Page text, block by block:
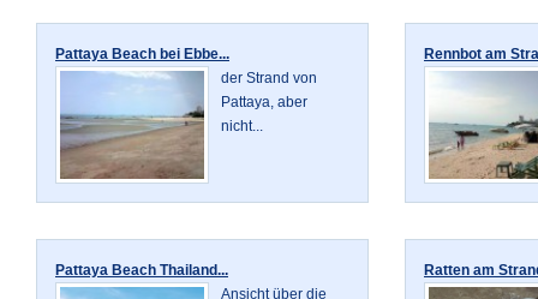
Pattaya Beach bei Ebbe...
der Strand von
Pattaya, aber
nicht...
Rennbot am
Pattaya Beach Thailand...
Ansicht über die
Ratten am